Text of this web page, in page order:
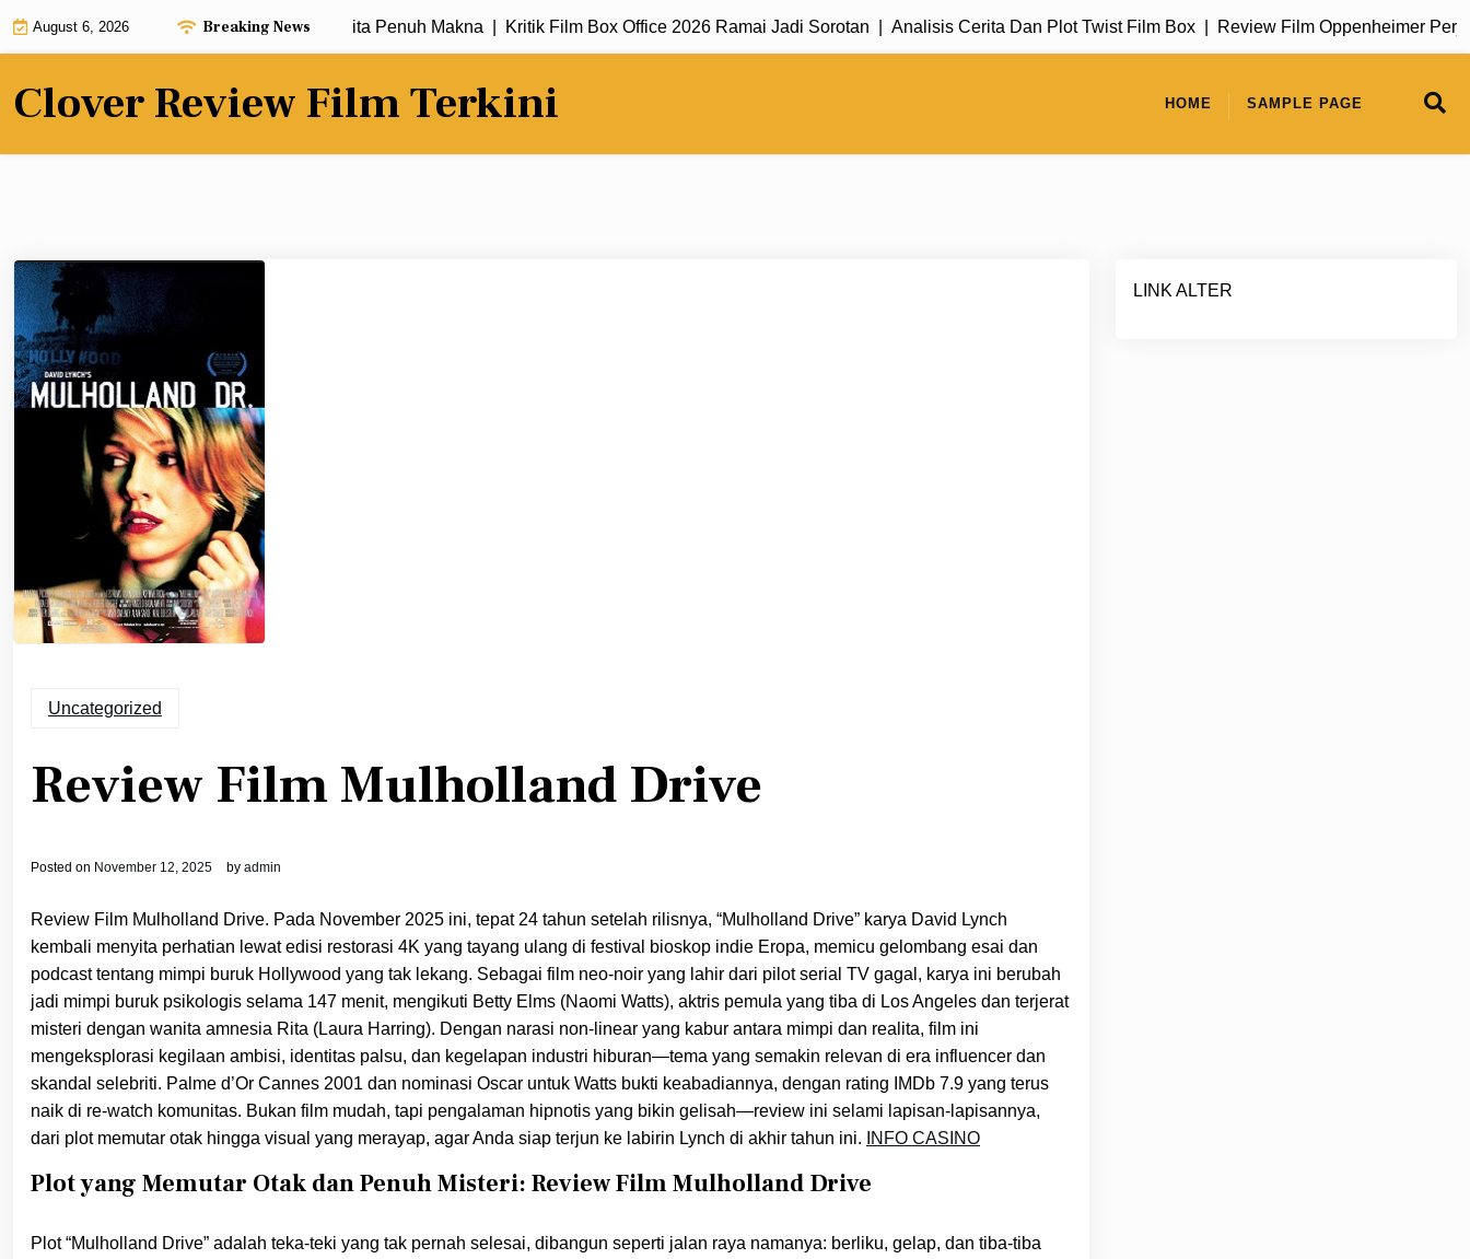
August 6, 2026 Breaking News
Review Film Terbaru dengan Alur Cerita Penuh Makna |Kritik Film Box Office 2026 Ramai Jadi Sorotan |Analisis Cerita Dan Plot Twist Film Box |Review Film Oppenheimer
Clover Review Film Terkini HOME SAMPLE PAGE
Uncategorized
Review Film Mulholland Drive
Posted on November 12, 2025 by admin
Review Film Mulholland Drive. Pada November 2025 ini, tepat 24 tahun setelah rilisnya, “Mulholland Drive” karya David Lynch
kembali menyita perhatian lewat edisi restorasi 4K yang tayang ulang di festival bioskop indie Eropa, memicu gelombang esai dan
podcast tentang mimpi buruk Hollywood yang tak lekang. Sebagai film neo-noir yang lahir dari pilot serial TV gagal, karya ini berubah
jadi mimpi buruk psikologis selama 147 menit, mengikuti Betty Elms (Naomi Watts), aktris pemula yang tiba di Los Angeles dan terjerat
misteri dengan wanita amnesia Rita (Laura Harring). Dengan narasi non-linear yang kabur antara mimpi dan realita, film ini
mengeksplorasi kegilaan ambisi, identitas palsu, dan kegelapan industri hiburan—tema yang semakin relevan di era influencer dan
skandal selebriti. Palme d’Or Cannes 2001 dan nominasi Oscar untuk Watts bukti keabadiannya, dengan rating IMDb 7.9 yang terus
naik di re-watch komunitas. Bukan film mudah, tapi pengalaman hipnotis yang bikin gelisah—review ini selami lapisan-lapisannya,
dari plot memutar otak hingga visual yang merayap, agar Anda siap terjun ke labirin Lynch di akhir tahun ini.
INFO CASINO
Plot yang Memutar Otak dan Penuh Misteri: Review Film Mulholland Drive
Plot “Mulholland Drive” adalah teka-teki yang tak pernah selesai, dibangun seperti jalan raya namanya: berliku, gelap, dan tiba-tiba
LINK ALTER